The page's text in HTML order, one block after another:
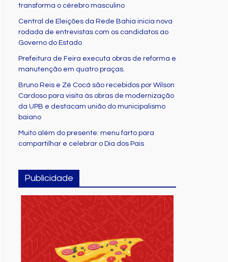
transforma o cérebro masculino
Central de Eleições da Rede Bahia inicia nova
rodada de entrevistas com os candidatos ao
Governo do Estado
Prefeitura de Feira executa obras de reforma e
manutenção em quatro praças.
Bruno Reis e Zé Cocá são recebidos por Wilson
Cardoso para visita às obras de modernização
da UPB e destacam união do municipalismo
baiano
Muito além do presente: menu farto para
compartilhar e celebrar o Dia dos Pais
Publicidade